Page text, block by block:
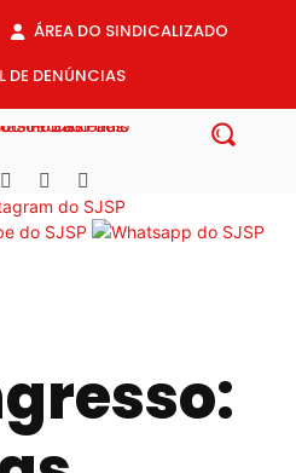
ÁREA DO SINDICALIZADO
DE DENÚNCIAS